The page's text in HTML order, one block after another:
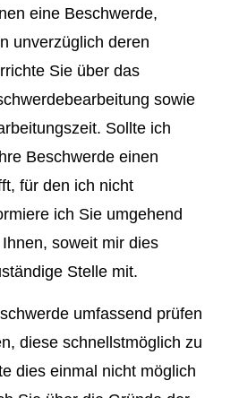
eine Beschwerde,
unverzüglich deren
Sie über das
sowie
Sollte ich
Beschwerde einen
für den ich nicht
ich Sie umgehend
soweit mir dies
Stelle mit.
umfassend prüfen
diese schnellstmöglich zu
dies einmal nicht möglich